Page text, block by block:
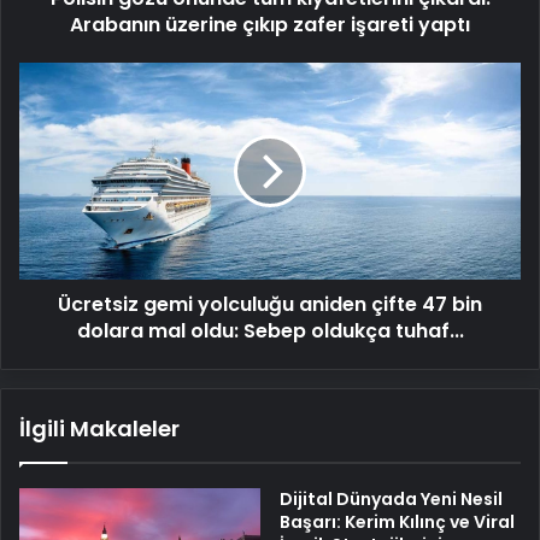
Arabanın üzerine çıkıp zafer işareti yaptı
Ücretsiz
gemi
yolculuğu
aniden
47
bin
dolara
mal
Ücretsiz gemi yolculuğu aniden çifte 47 bin
dolara mal oldu: Sebep oldukça tuhaf...
İlgili Makaleler
Dijital Dünyada Yeni Nesil
Başarı: Kerim Kılınç ve Viral